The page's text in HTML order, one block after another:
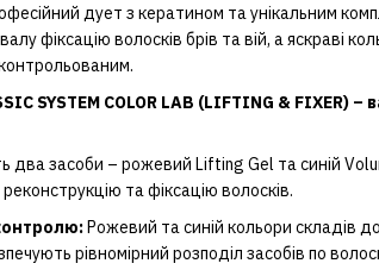
дует з кератином та унікальним
фіксацію волосків брів та вій, а яскраві
SYSTEM COLOR LAB (LIFTING & FIXER) –
два засоби – рожевий Lifting Gel та синій
та фіксацію волосків.
Рожевий та синій кольори складів
рівномірний розподіл засобів по